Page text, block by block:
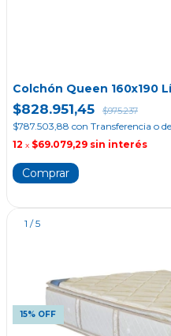
Colchón Queen 160x190
$828.951,45 $975.237
$787.503,88 con Transferencia o
12 x $69.079,29 sin interés
1 /5
15% OFF